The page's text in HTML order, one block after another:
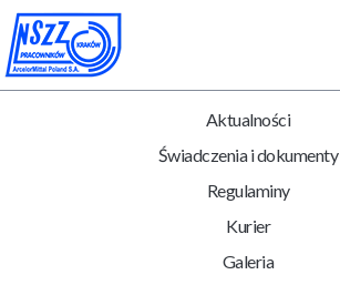
Aktualności
Świadczenia i dokumenty
Regulaminy
Kurier
Galeria